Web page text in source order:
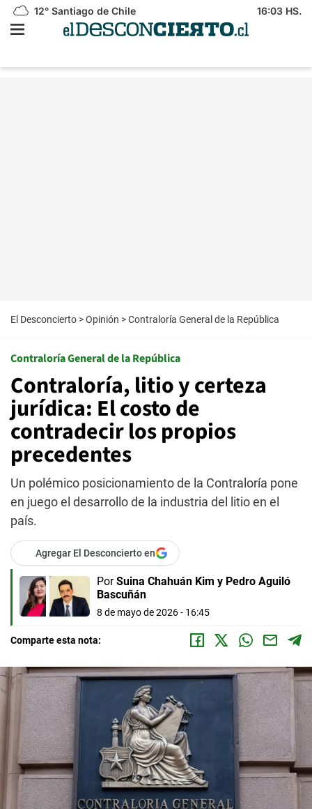
12° Santiago de Chile 16:03 HS.
El Desconcierto >Opinión >Contraloría General de la República
Contraloría General de la República
Contraloría, litio y certeza
jurídica: El costo de
contradecir los propios
precedentes
Un polémico posicionamiento de la Contraloría pone
en juego el desarrollo de la industria del litio en el
país.
Agregar El Desconcierto en
Por Suina Chahuán Kim y Pedro Aguiló
Bascuñán
8 de mayo de 2026 - 16:45
Comparte esta nota: